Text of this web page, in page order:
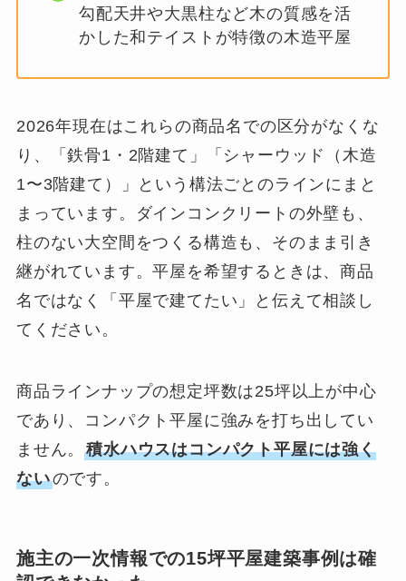
勾配天井や大黒柱など木の質感を活
かした和テイストが特徴の木造平屋
2026年現在はこれらの商品名での区分がなくな
り、「鉄骨1・2階建て」「シャーウッド（木造
1〜3階建て）」という構法ごとのラインにまと
まっています。ダインコンクリートの外壁も、
柱のない大空間をつくる構造も、そのまま引き
継がれています。平屋を希望するときは、商品
名ではなく「平屋で建てたい」と伝えて相談し
てください。
商品ラインナップの想定坪数は25坪以上が中心
であり、コンパクト平屋に強みを打ち出してい
ません。積水ハウスはコンパクト平屋には強く
ないのです。
施主の一次情報での15坪平屋建築事例は確